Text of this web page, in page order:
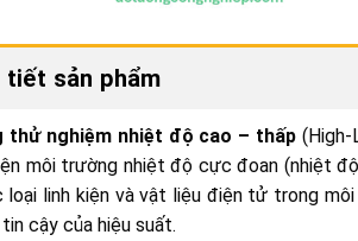
tiết sản phẩm
thử nghiệm nhiệt độ cao – thấp
môi trường nhiệt độ cực đoan (nhiệt
loại linh kiện và vật liệu điện tử trong
cậy của hiệu suất.